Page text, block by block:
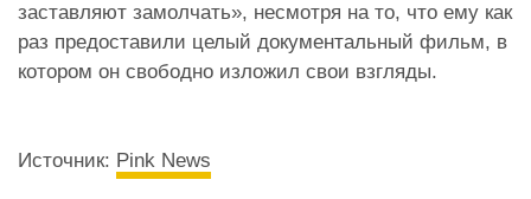
заставляют замолчать», несмотря на то, что ему как
раз предоставили целый документальный фильм, в
котором он свободно изложил свои взгляды.
Источник: Pink News